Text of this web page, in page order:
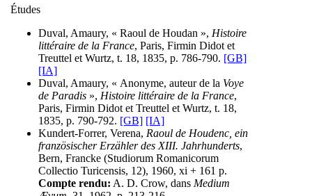
Études
Duval, Amaury, « Raoul de Houdan », Histoire
littéraire de la France, Paris, Firmin Didot et
Treuttel et Wurtz, t. 18, 1835, p. 786-790. [GB]
[IA]
Duval, Amaury, « Anonyme, auteur de la Voye
de Paradis », Histoire littéraire de la France,
Paris, Firmin Didot et Treuttel et Wurtz, t. 18,
1835, p. 790-792. [GB] [IA]
Kundert-Forrer, Verena, Raoul de Houdenc, ein
französischer Erzähler des XIII. Jahrhunderts,
Bern, Francke (Studiorum Romanicorum
Collectio Turicensis, 12), 1960, xi + 161 p.
Compte rendu: A. D. Crow, dans Medium